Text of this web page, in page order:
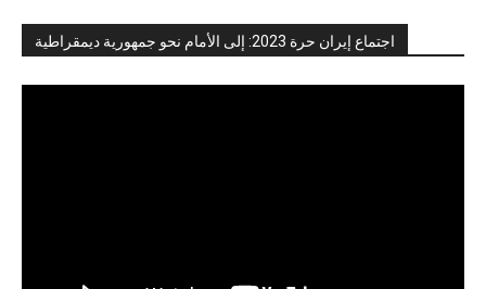
اجتماع إيران حرة 2023: إلى الأمام نحو جمهورية ديمقراطية